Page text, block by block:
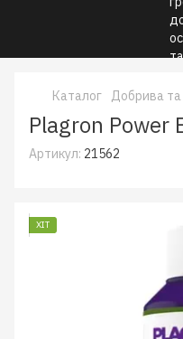
Каталог Добрива
Plagron Power
Артикул: 21562
ХІТ